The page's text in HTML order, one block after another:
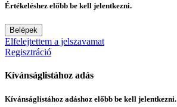
Értékeléshez előbb be kell jelentkezni.
Belépek
Elfelejtettem a jelszavamat
Regisztráció
Kívánságlistához adás
Kívánságlistához adáshoz előbb be kell jelentkezni.